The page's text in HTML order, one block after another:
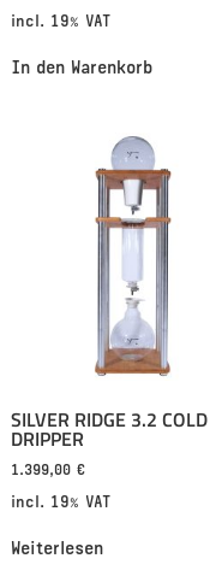
incl. 19% VAT
In den Warenkorb
SILVER RIDGE 3.2 COLD
DRIPPER
1.399,00 €
incl. 19% VAT
Weiterlesen